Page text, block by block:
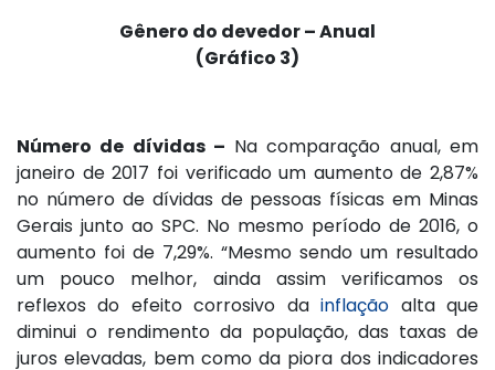
Gênero do devedor – Anual
(Gráfico 3)
Número de dívidas – Na comparação anual, em
janeiro de 2017 foi verificado um aumento de 2,87%
no número de dívidas de pessoas físicas em Minas
Gerais junto ao SPC. No mesmo período de 2016, o
aumento foi de 7,29%. “Mesmo sendo um resultado
um pouco melhor, ainda assim verificamos os
reflexos do efeito corrosivo dainflação alta que
diminui o rendimento da população, das taxas de
juros elevadas, bem como da piora dos indicadores